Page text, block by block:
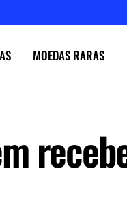
MOEDAS RARAS